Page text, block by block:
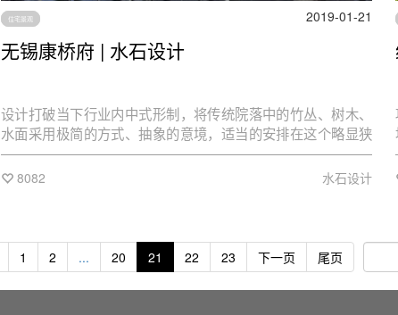
住宅景观 2019-01-21
无锡康桥府 | 水石设计
设计打破当下行业内中式形制，将传统院落中的竹丛、树木、
水面采用极简的方式、抽象的意境，适当的安排在这个略显狭
长的庭院内。建筑取意于传统建筑中竖向花格门的形制，抽象
提炼成竖向疏密相间的格栅元素，材质以银灰色铝合金象征江
8082 水石设计
1 2 ... 20 21 22 23 下一页 尾页